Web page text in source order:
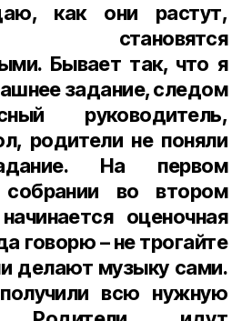
как они растут,
становятся
Бывает так, что я
задание, следом
руководитель,
родители не поняли
На первом
собрании во втором
оценочная
говорю – не трогайте
делают музыку сами.
всю нужную